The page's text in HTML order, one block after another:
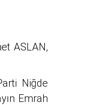
ASLAN,
Niğde
Emrah